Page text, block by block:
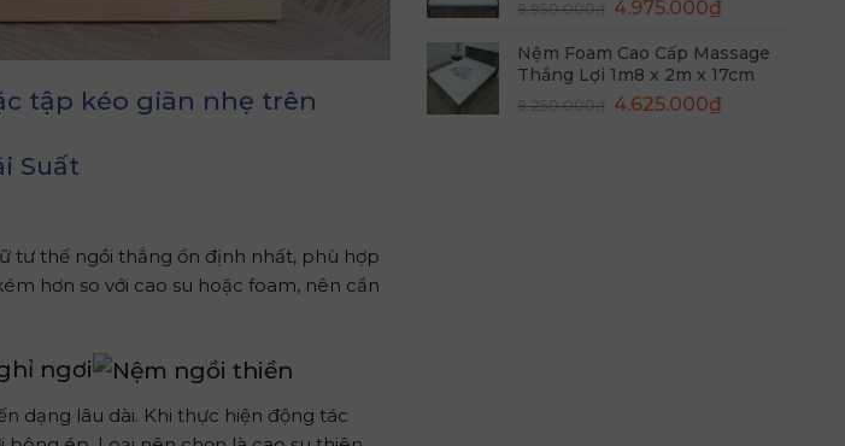
tập kéo giãn nhẹ trên
tư thế ngồi thẳng ổn định nhất, phù hợp
hơn so với cao su hoặc foam, nên cần
ngơi
dạng lâu dài. Khi thực hiện động tác
5.175.000₫.
9.950.000₫ Giá
là:
9.950.000₫.
4.975.000₫Giá
tại
là:
Nệm Foam Cao Cấp Massage
Thắng Lợi 1m8 x 2m x 17cm
9.250.000₫ Giá
4.625.000₫Giá